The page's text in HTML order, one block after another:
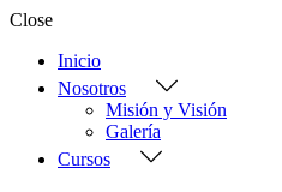
Close
Inicio
Nosotros
Misión y Visión
Galería
Cursos